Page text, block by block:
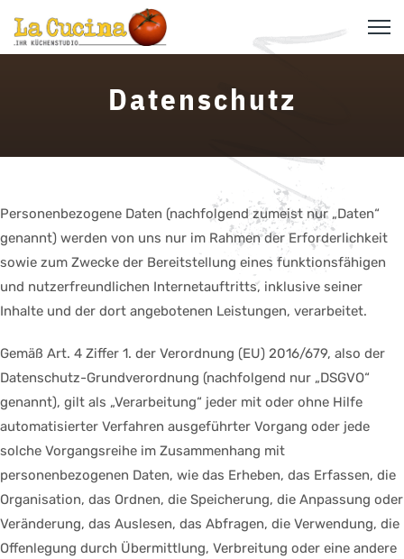
Datenschutz
Personenbezogene Daten (nachfolgend zumeist nur „Daten“
genannt) werden von uns nur im Rahmen der Erforderlichkeit
sowie zum Zwecke der Bereitstellung eines funktionsfähigen
und nutzerfreundlichen Internetauftritts, inklusive seiner
Inhalte und der dort angebotenen Leistungen, verarbeitet.
Gemäß Art. 4 Ziffer 1. der Verordnung (EU) 2016/679, also der
Datenschutz-Grundverordnung (nachfolgend nur „DSGVO“
genannt), gilt als „Verarbeitung“ jeder mit oder ohne Hilfe
automatisierter Verfahren ausgeführter Vorgang oder jede
solche Vorgangsreihe im Zusammenhang mit
personenbezogenen Daten, wie das Erheben, das Erfassen, die
Organisation, das Ordnen, die Speicherung, die Anpassung oder
Veränderung, das Auslesen, das Abfragen, die Verwendung, die
Offenlegung durch Übermittlung, Verbreitung oder eine andere